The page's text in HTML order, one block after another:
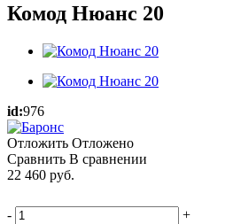
Комод Нюанс 20
id:976
Отложить Отложено
Сравнить В сравнении
22 460 руб.
- +